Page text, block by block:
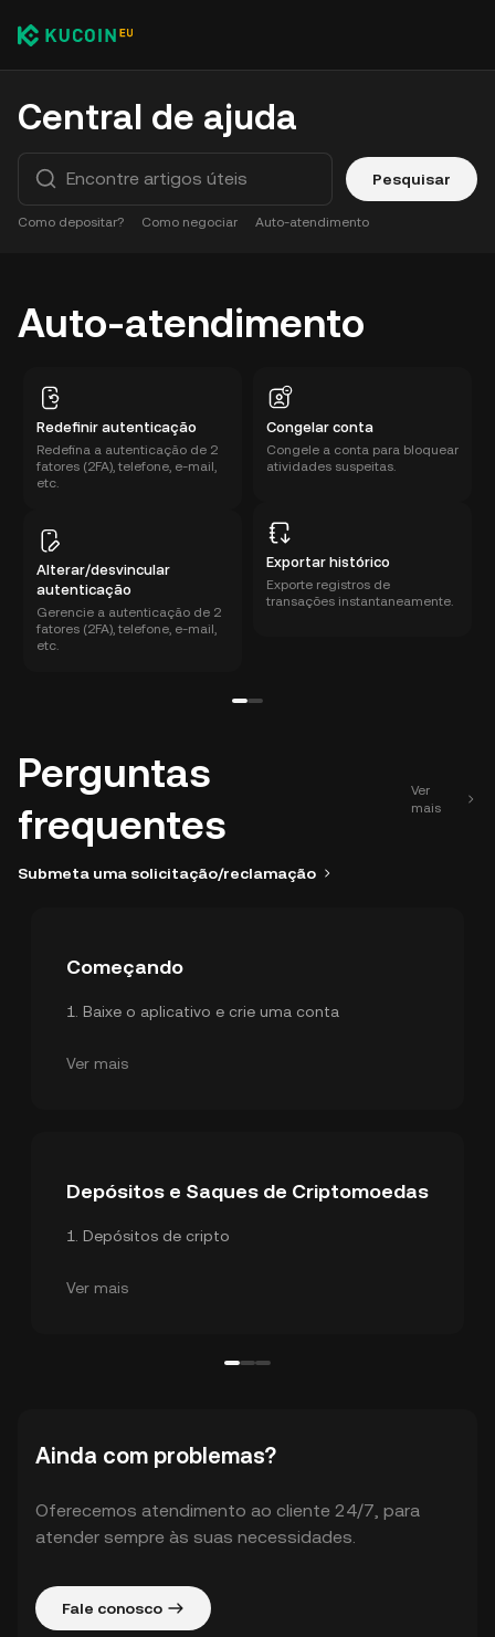
Central de ajuda
Pesquisar
Como depositar? Como negociar Auto-atendimento
Auto-atendimento
Redefinir autenticação
Redefina a autenticação de 2
fatores (2FA), telefone, e-mail,
etc.
Alterar/desvincular
autenticação
Gerencie a autenticação de 2
fatores (2FA), telefone, e-mail,
etc.
Congelar conta
Congele a conta para bloquear
atividades suspeitas.
Exportar histórico
Exporte registros de
transações instantaneamente.
Perguntas
frequentes
Ver
mais
Submeta uma solicitação/reclamação
Começando
1
Baixe o aplicativo e crie uma conta
3. Configurações de Segurança
Ver mais
Depósitos e Saques de Criptomoedas
1
Depósitos de cripto
3. Transferência interna
Ver mais
Ainda com problemas?
Oferecemos atendimento ao cliente 24/7, para
atender sempre às suas necessidades.
Fale conosco